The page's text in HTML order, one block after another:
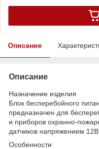
Описание
Описание
Назначение изделия
Блок бесперебойного
предназначен для
и приборов охранно-
датчиков напряжением 12В
Особенности